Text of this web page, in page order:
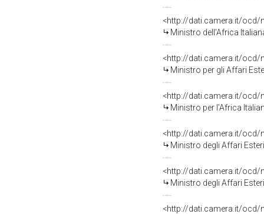
<http://dati.camera.it/ocd/
Ministro dell'Africa
<http://dati.camera.it/ocd/
Ministro per gli Affari
<http://dati.camera.it/ocd/
Ministro per l'Africa
<http://dati.camera.it/ocd/
Ministro degli Affari
<http://dati.camera.it/ocd/
Ministro degli Affari
<http://dati.camera.it/ocd/